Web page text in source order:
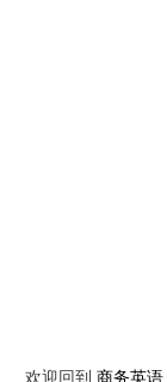
欢迎回到商务英语